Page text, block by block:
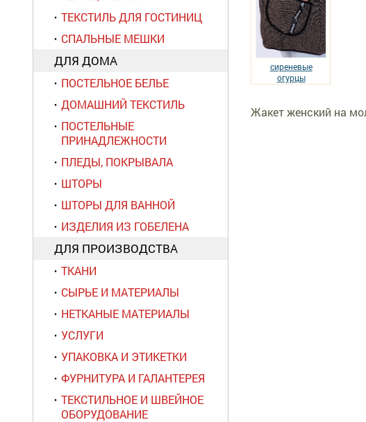
ТЕКСТИЛЬ ДЛЯ ГОСТИНИЦ
СПАЛЬНЫЕ МЕШКИ
ДЛЯ ДОМА
ПОСТЕЛЬНОЕ БЕЛЬЕ
ДОМАШНИЙ ТЕКСТИЛЬ
ПОСТЕЛЬНЫЕ
ПРИНАДЛЕЖНОСТИ
ПЛЕДЫ, ПОКРЫВАЛА
ШТОРЫ
ШТОРЫ ДЛЯ ВАННОЙ
ИЗДЕЛИЯ ИЗ ГОБЕЛЕНА
ДЛЯ ПРОИЗВОДСТВА
ТКАНИ
СЫРЬЕ И МАТЕРИАЛЫ
НЕТКАНЫЕ МАТЕРИАЛЫ
УСЛУГИ
УПАКОВКА И ЭТИКЕТКИ
ФУРНИТУРА И ГАЛАНТЕРЕЯ
ТЕКСТИЛЬНОЕ И ШВЕЙНОЕ
ОБОРУДОВАНИЕ
сиреневые
огурцы
Жакет женский на